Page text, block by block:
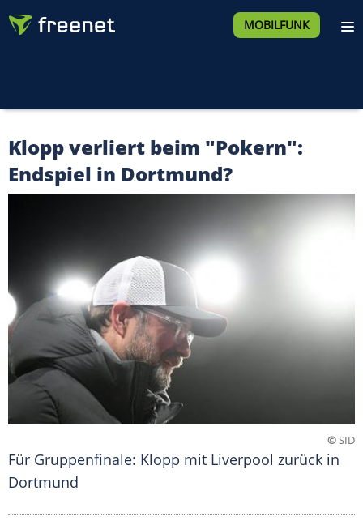
MOBILFUNK
Klopp verliert beim "Pokern":
Endspiel in Dortmund?
©SID
Für Gruppenfinale: Klopp mit Liverpool zurück in
Dortmund